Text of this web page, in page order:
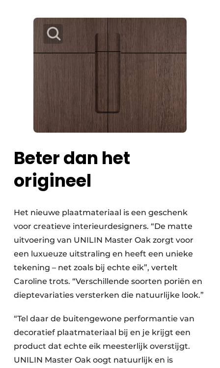
Beter dan het
origineel
Het nieuwe plaatmateriaal is een geschenk
voor creatieve interieurdesigners. “De matte
uitvoering van UNILIN Master Oak zorgt voor
een luxueuze uitstraling en heeft een unieke
tekening – net zoals bij echte eik”, vertelt
Caroline trots. “Verschillende soorten poriën en
dieptevariaties versterken die natuurlijke look.”
“Tel daar de buitengewone performantie van
decoratief plaatmateriaal bij en je krijgt een
product dat echte eik meesterlijk overstijgt.
UNILIN Master Oak oogt natuurlijk en is